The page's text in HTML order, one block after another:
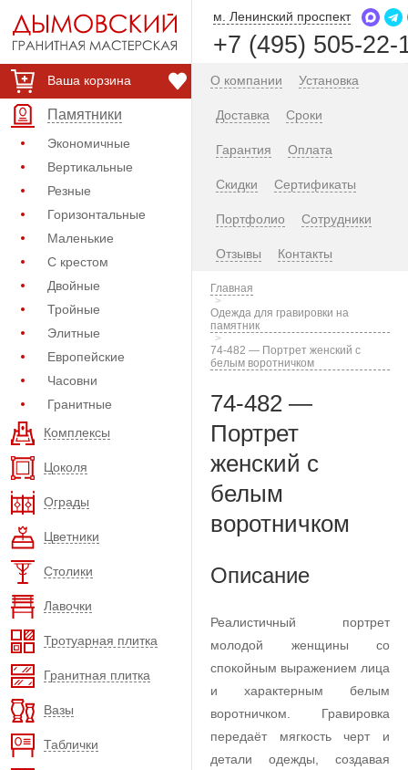
Ваша корзина
Памятники
Экономичные
Вертикальные
Резные
Горизонтальные
Маленькие
С крестом
Двойные
Тройные
Элитные
Европейские
Часовни
Гранитные
Комплексы
Цоколя
Ограды
Цветники
Столики
Лавочки
Тротуарная плитка
Гранитная плитка
Вазы
Таблички
м. Ленинский проспект
+7 (495) 505-22-
О компании Установка
Доставка Сроки
Гарантия Оплата
Скидки Сертификаты
Портфолио Сотрудники
Отзывы Контакты
Главная
Одежда для гравировки на
памятник
74-482 — Портрет женский с
белым воротничком
74-482 —
Портрет
женский с
белым
воротничком
Описание
Реалистичный портрет
молодой женщины со
спокойным выражением лица
и характерным белым
воротничком. Гравировка
передаёт мягкость черт и
детали одежды, создавая